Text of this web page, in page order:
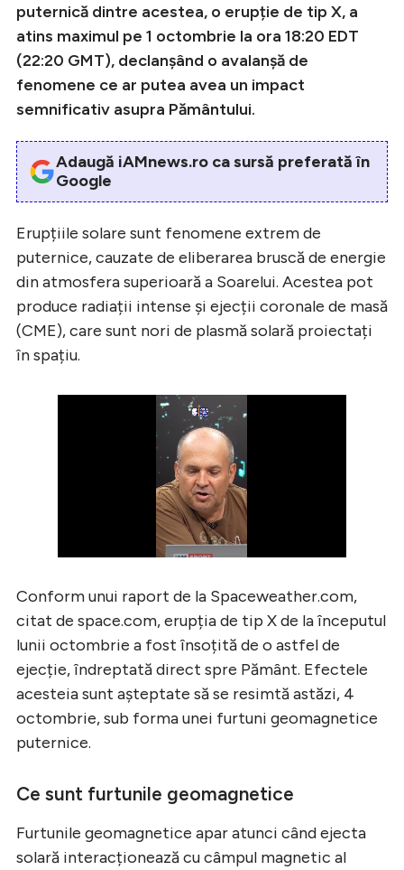
puternică dintre acestea, o erupție de tip X, a
atins maximul pe 1 octombrie la ora 18:20 EDT
(22:20 GMT), declanșând o avalanșă de
fenomene ce ar putea avea un impact
semnificativ asupra Pământului.
Adaugă iAMnews.ro ca sursă preferată în
Google
Erupțiile solare sunt fenomene extrem de
puternice, cauzate de eliberarea bruscă de energie
din atmosfera superioară a Soarelui. Acestea pot
produce radiații intense și ejecții coronale de masă
(CME), care sunt nori de plasmă solară proiectați
în spațiu.
Conform unui raport de la Spaceweather.com,
citat de space.com, erupția de tip X de la începutul
lunii octombrie a fost însoțită de o astfel de
ejecție, îndreptată direct spre Pământ. Efectele
acesteia sunt așteptate să se resimtă astăzi, 4
octombrie, sub forma unei furtuni geomagnetice
puternice.
Ce sunt furtunile geomagnetice
Furtunile geomagnetice apar atunci când ejecta
solară interacționează cu câmpul magnetic al